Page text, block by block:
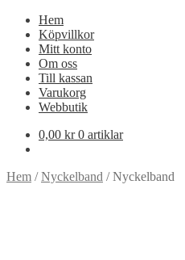
Hem
Köpvillkor
Mitt konto
Om oss
Till kassan
Varukorg
Webbutik
0,00 kr 0 artiklar
Hem /Nyckelband /Nyckelband